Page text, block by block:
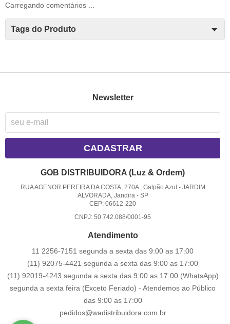
Carregando comentários ...
Tags do Produto
Newsletter
CADASTRAR
GOB DISTRIBUIDORA (Luz & Ordem)
RUA AGENOR PEREIRA DA COSTA, 270A , Galpão Azul - JARDIM
ALVORADA, Jandira- SP
CEP: 06612-220
CNPJ: 50.742.088/0001-95
Atendimento
11 2256-7151 segunda a sexta das 9:00 as 17:00
(11) 92075-4421 segunda a sexta das 9:00 as 17:00
(11) 92019-4243 segunda a sexta das 9:00 as 17:00 (WhatsApp)
segunda a sexta feira (Exceto Feriado) - Atendemos ao Público
das 9:00 as 17:00
pedidos@wadistribuidora.com.br